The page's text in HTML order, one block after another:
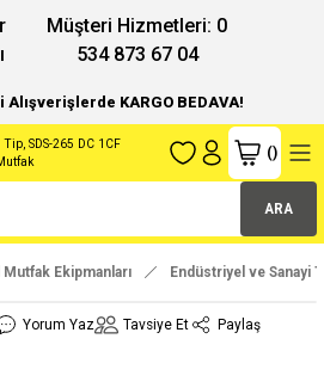
Müşteri Hizmetleri: 0
534 873 67 04
Alışverişlerde KARGO BEDAVA!
ARA
()
Ekipmanları Endüstriyel ve Sanayi
Yorum Yaz Tavsiye Et Paylaş